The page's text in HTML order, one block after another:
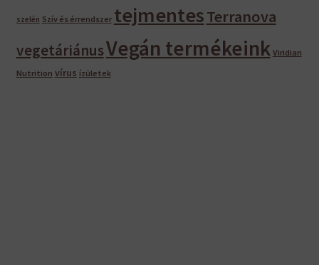
szelén Szív és érrendszer tejmentesTerranova
vegetáriánusVegán termékeink Viridian
Nutrition vírus ízületek